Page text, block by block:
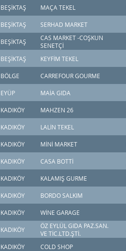
BEŞİKTAŞ MAÇA TEKEL
BEŞİKTAŞ SERHAD MARKET
BEŞİKTAŞ
CAS MARKET -COŞKUN
SENETÇİ
BEŞİKTAŞ KEYFİM TEKEL
BÖLGE CARREFOUR GOURME
EYÜP MAİA GIDA
KADIKÖY MAHZEN 26
KADIKÖY LALİN TEKEL
KADIKÖY MİNİ MARKET
KADIKÖY CASA BOTTİ
KADIKÖY KALAMIŞ GURME
KADIKÖY BORDO SALKIM
KADIKÖY WİNE GARAGE
KADIKÖY
ÖZ EYLÜL GIDA PAZ.SAN.
VE TİC.LTD.ŞTİ.
KADIKÖY COLD SHOP